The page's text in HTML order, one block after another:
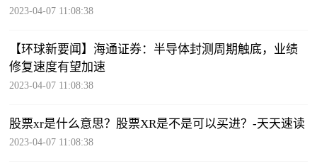
2023-04-07 11:08:38
【环球新要闻】海通证券：半导体封测周期触底，业绩
修复速度有望加速
2023-04-07 11:08:38
股票xr是什么意思？股票XR是不是可以买进？-天天速读
2023-04-07 11:08:38